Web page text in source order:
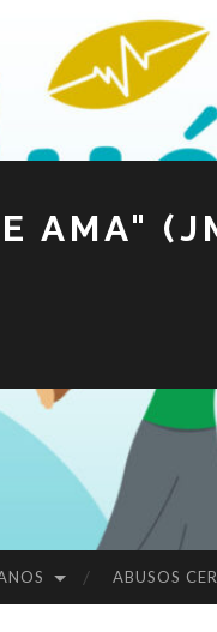
AMA"
ABUSOS